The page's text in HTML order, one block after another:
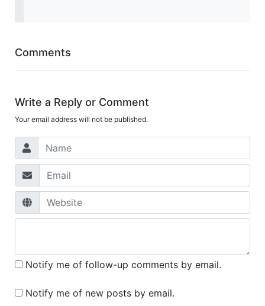
Comments
Write a Reply or Comment
Your email address will not be published.
Notify me of follow-up comments by email.
Notify me of new posts by email.